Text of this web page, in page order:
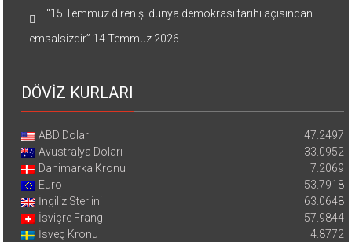
“15 Temmuz direnişi dünya demokrasi tarihi açısından
emsalsizdir” 14 Temmuz 2026
DÖVİZ KURLARI
ABD Doları
47.2497
Avustralya Doları
33.0952
Danimarka Kronu
7.2069
Euro
53.7918
İngiliz Sterlini
63.0648
İsviçre Frangı
57.9844
İsveç Kronu
4.8772